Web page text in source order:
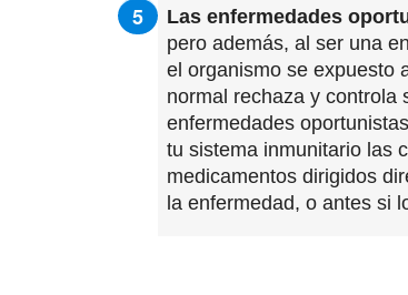
Las enfermedades
pero además, al ser una
el organismo se expuesto
normal rechaza y controla
enfermedades
tu sistema inmunitario las
medicamentos dirigidos
la enfermedad, o antes si